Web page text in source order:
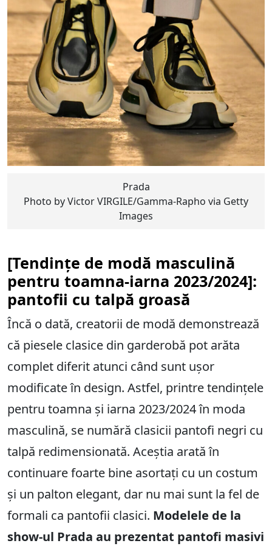
Prada
Photo by Victor VIRGILE/Gamma-Rapho via Getty
Images
[Tendințe de modă masculină
pentru toamna-iarna 2023/2024]:
pantofii cu talpă groasă
Încă o dată, creatorii de modă demonstrează
că piesele clasice din garderobă pot arăta
complet diferit atunci când sunt ușor
modificate în design. Astfel, printre tendințele
pentru toamna și iarna 2023/2024 în moda
masculină, se numără clasicii pantofi negri cu
talpă redimensionată. Aceștia arată în
continuare foarte bine asortați cu un costum
și un palton elegant, dar nu mai sunt la fel de
formali ca pantofii clasici. Modelele de la
show-ul Prada au prezentat pantofi masivi